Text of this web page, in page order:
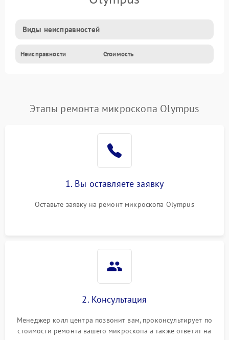
Виды неисправностей
Неисправности Стоимость
Этапы ремонта микроскопа Olympus
1. Вы оставляете заявку
Оставьте заявку на ремонт микроскопа Olympus
2. Консультация
Менеджер колл центра позвонит вам, проконсультирует по
стоимости ремонта вашего микроскопа а также ответит на